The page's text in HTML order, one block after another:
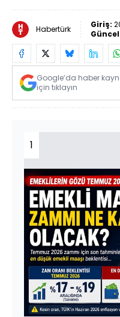
Habertürk Giriş:
Google’da haber
için tıklayın
1